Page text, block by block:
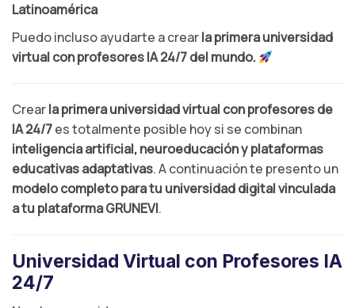
Latinoamérica
Puedo incluso ayudarte a crearla primera universidad
virtual con profesores IA 24/7 del mundo.
Crearla primera universidad virtual con profesores de
IA 24/7es totalmente posible hoy si se combinan
inteligencia artificial, neuroeducación y plataformas
educativas adaptativas. A continuación te presento un
modelo completo para tu universidad digital vinculada
a tu plataforma GRUNEVI.
Universidad Virtual con Profesores IA
24/7